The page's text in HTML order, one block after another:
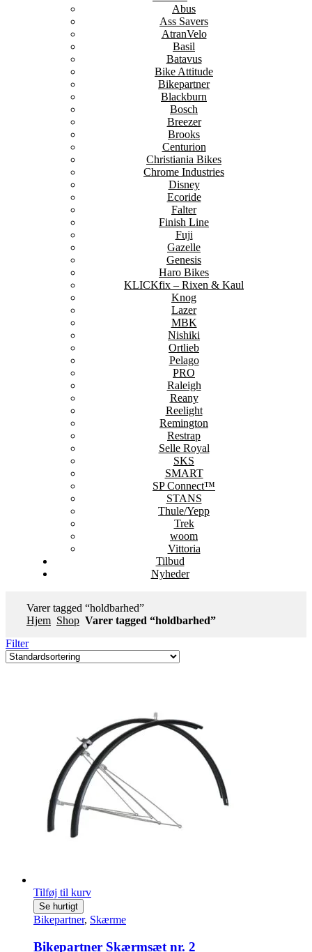
Abus
Ass Savers
AtranVelo
Basil
Batavus
Bike Attitude
Bikepartner
Blackburn
Bosch
Breezer
Brooks
Centurion
Christiania Bikes
Chrome Industries
Disney
Ecoride
Falter
Finish Line
Fuji
Gazelle
Genesis
Haro Bikes
KLICKfix – Rixen & Kaul
Knog
Lazer
MBK
Nishiki
Ortlieb
Pelago
PRO
Raleigh
Reany
Reelight
Remington
Restrap
Selle Royal
SKS
SMART
SP Connect™
STANS
Thule/Yepp
Trek
woom
Vittoria
Tilbud
Nyheder
Varer tagged “holdbarhed”
Hjem Shop Varer tagged “holdbarhed”
Filter
Tilføj til kurv
Se hurtigt
Bikepartner, Skærme
Bikepartner Skærmsæt nr. 2